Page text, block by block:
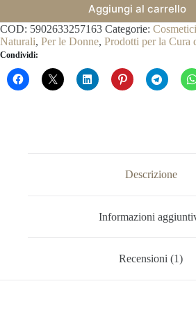
Aggiungi al carrello
COD: 5902633257163 Categorie: Cosmetici
Naturali, Per le Donne, Prodotti per la Cura
Condividi:
Descrizione
Informazioni
Recensioni (1)